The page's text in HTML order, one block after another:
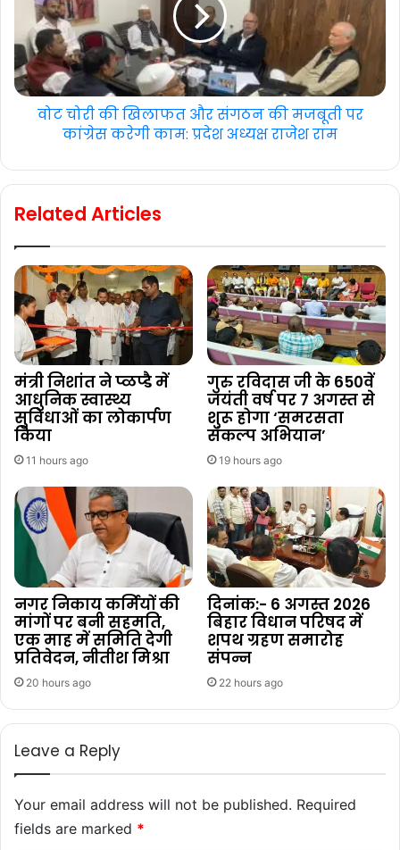
वोट चोरी की खिलाफत और संगठन की मजबूती पर
कांग्रेस करेगी काम: प्रदेश अध्यक्ष राजेश राम
Related Articles
मंत्री निशांत ने प्ळप्डै में
आधुनिक स्वास्थ्य
सुविधाओं का लोकार्पण
किया
11 hours ago
गुरु रविदास जी के 650वें
जयंती वर्ष पर 7 अगस्त से
शुरू होगा ‘समरसता
संकल्प अभियान’
19 hours ago
नगर निकाय कर्मियों की
मांगों पर बनी सहमति,
एक माह में समिति देगी
प्रतिवेदन, नीतीश मिश्रा
20 hours ago
दिनांक:- 6 अगस्त 2026
बिहार विधान परिषद में
शपथ ग्रहण समारोह
संपन्न
22 hours ago
Leave a Reply
Your email address will not be published. Required
fields are marked *